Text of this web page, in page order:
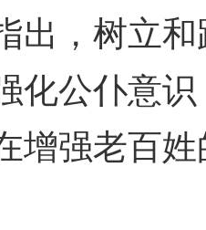
出，树立
化公仆意
强老百姓